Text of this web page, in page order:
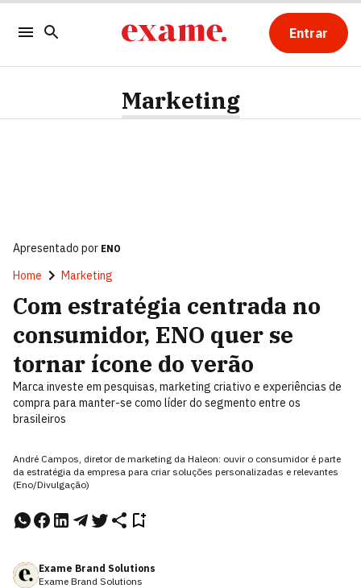
Entrar
Marketing
Apresentado por ENO
Home Marketing
Com estratégia centrada no
consumidor, ENO quer se
tornar ícone do verão
Marca investe em pesquisas, marketing criativo e experiências de
compra para manter-se como líder do segmento entre os
brasileiros
André Campos, diretor de marketing da Haleon: ouvir o consumidor é parte
da estratégia da empresa para criar soluções personalizadas e relevantes
(Eno/Divulgação)
Exame Brand Solutions
Exame Brand Solutions